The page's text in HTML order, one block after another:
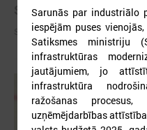
Sumināti Latvijas
Sumināti Latvijas labākie tirgotāji
Sarunās par industriālo
iespējām puses
Satiksmes ministriju
infrastruktūras
jautājumiem, jo
infrastruktūra
ražošanas
uzņēmējdarbības